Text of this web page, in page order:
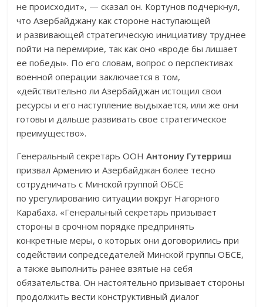
не происходит», — сказал он. Кортунов подчеркнул,
что Азербайджану как стороне наступающей
и развивающей стратегическую инициативу труднее
пойти на перемирие, так как оно «вроде бы лишает
ее победы». По его словам, вопрос о перспективах
военной операции заключается в том,
«действительно ли Азербайджан истощил свои
ресурсы и его наступление выдыхается, или же они
готовы и дальше развивать свое стратегическое
преимущество».
Генеральный секретарь ООНАнтониу Гутерриш
призвал Армению и Азербайджан более тесно
сотрудничать с Минской группой ОБСЕ
по урегулированию ситуации вокруг Нагорного
Карабаха. «Генеральный секретарь призывает
стороны в срочном порядке предпринять
конкретные меры, о которых они договорились при
содействии сопредседателей Минской группы ОБСЕ,
а также выполнить ранее взятые на себя
обязательства. Он настоятельно призывает стороны
продолжить вести конструктивный диалог